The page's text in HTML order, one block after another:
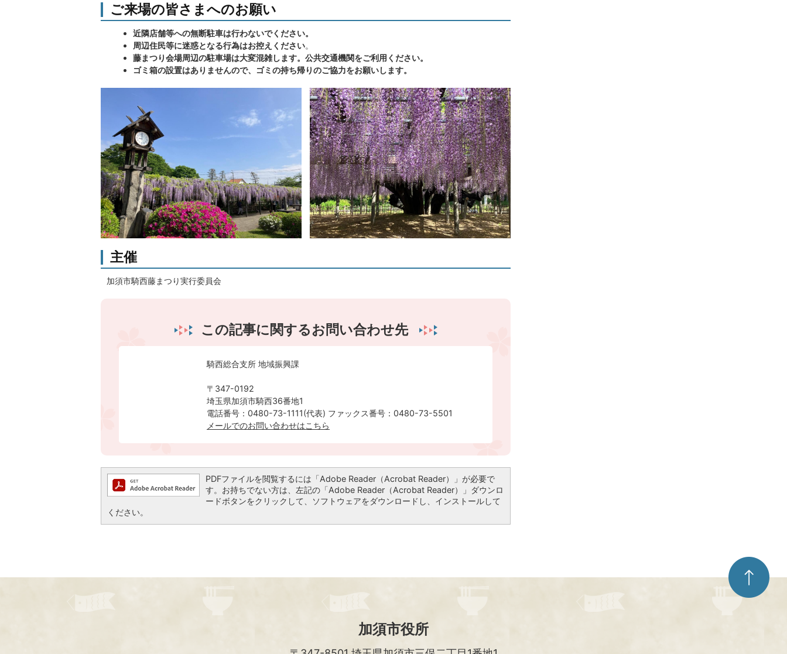
ご来場の皆さまへのお願い
近隣店舗等への無断駐車は行わないでください。
周辺住民等に迷惑となる行為はお控えください。
藤まつり会場周辺の駐車場は大変混雑します。公共交通機関をご利用ください。
ゴミ箱の設置はありませんので、ゴミの持ち帰りのご協力をお願いします。
主催
加須市騎西藤まつり実行委員会
この記事に関するお問い合わせ先
騎西総合支所 地域振興課
〒347-0192
埼玉県加須市騎西36番地1
電話番号：0480-73-1111(代表) ファックス番号：0480-73-5501
メールでのお問い合わせはこちら
PDFファイルを閲覧するには「Adobe Reader（Acrobat Reader）」が必要で
す。お持ちでない方は、左記の「Adobe Reader（Acrobat Reader）」ダウンロ
ードボタンをクリックして、ソフトウェアをダウンロードし、インストールして
ください。
ペ
ー
ジ
加須市役所